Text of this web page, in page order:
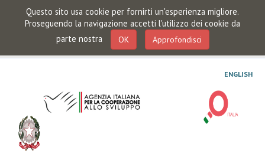
Questo sito usa cookie per fornirti un'esperienza migliore.
Proseguendo la navigazione accetti l'utilizzo dei cookie da
parte nostra
OK Approfondisci
ENGLISH